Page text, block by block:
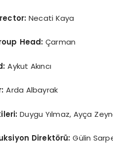
Necati Kaya
Head: Çarman
Aykut Akıncı
Arda Albayrak
Duygu Yılmaz, Ayça
Direktörü: Gülin